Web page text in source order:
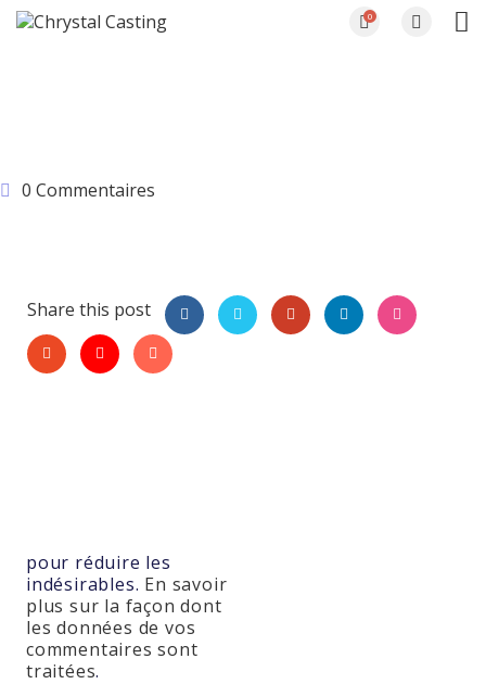
0
0 Commentaires
Share this post
pour réduire les
indésirables. En savoir
plus sur la façon dont
les données de vos
commentaires sont
traitées.